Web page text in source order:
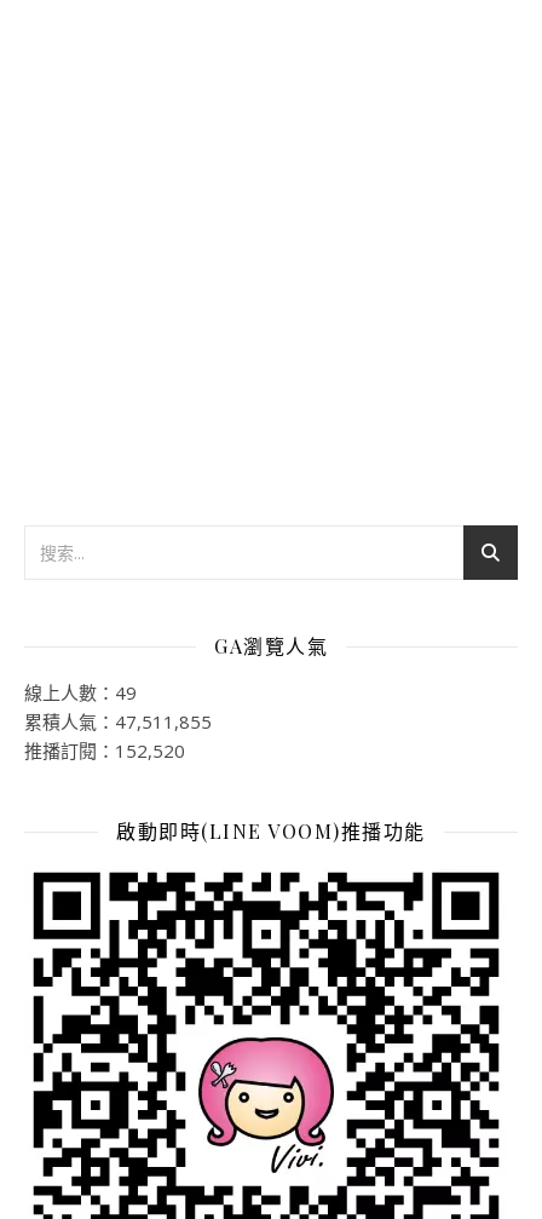
GA瀏覽人氣
線上人數：49
累積人氣：47,511,855
推播訂閱：152,520
啟動即時(LINE VOOM)推播功能